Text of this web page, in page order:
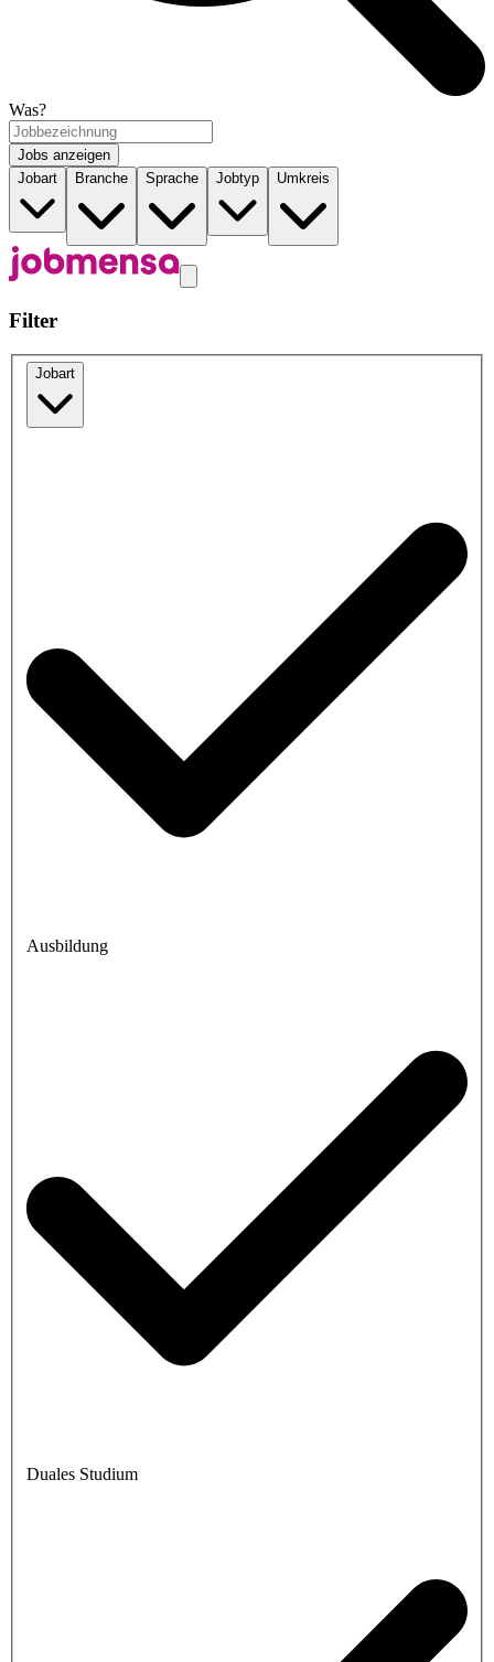
Was?
Jobs anzeigen
Jobart
Branche Sprache Jobtyp Umkreis
Filter
Jobart
Ausbildung
Duales Studium